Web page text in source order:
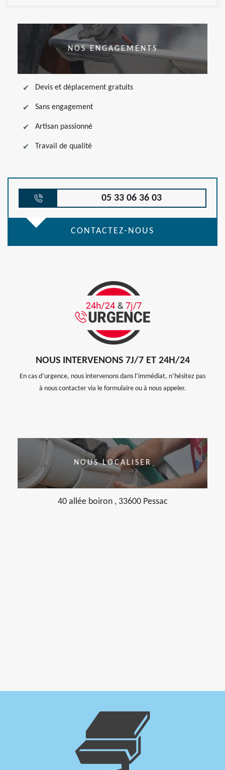
NOS ENGAGEMENTS
Devis et déplacement gratuits
Sans engagement
Artisan passionné
Travail de qualité
05 33 06 36 03
CONTACTEZ-NOUS
NOUS INTERVENONS 7J/7 ET 24H/24
En cas d’urgence, nous intervenons dans l’immédiat, n’hésitez pas
à nous contacter via le formulaire ou à nous appeler.
NOUS LOCALISER
40 allée boiron , 33600 Pessac